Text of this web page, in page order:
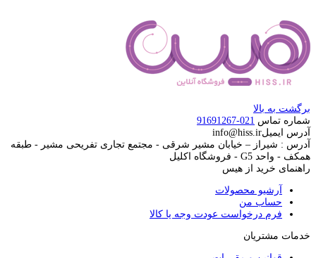
برگشت به بالا
شماره تماس 021-91691267
آدرس ایمیلinfo@hiss.ir
آدرس : شیراز – خیابان مشیر شرقی - مجتمع تجاری تفریحی مشیر - طبقه
همکف - واحد G5 - فروشگاه اکلیل
راهنمای خرید از هیس
آرشیو محصولات
حساب من
فرم درخواست عودت وجه یا کالا
خدمات مشتریان